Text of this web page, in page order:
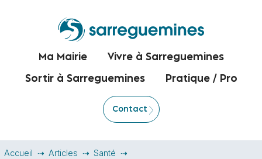
Ma Mairie Vivre à Sarreguemines
Sortir à Sarreguemines Pratique / Pro
Contact
Accueil Articles
Santé